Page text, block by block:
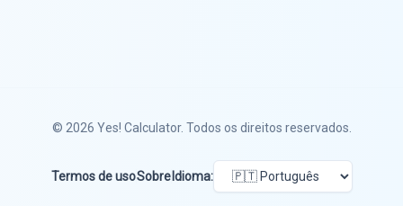
© 2026 Yes! Calculator. Todos os direitos reservados.
Termos de usoSobre Idioma: